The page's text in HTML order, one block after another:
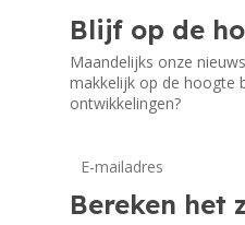
Blijf op de
Maandelijks onze
makkelijk op de hoogte
ontwikkelingen?
Bereken het